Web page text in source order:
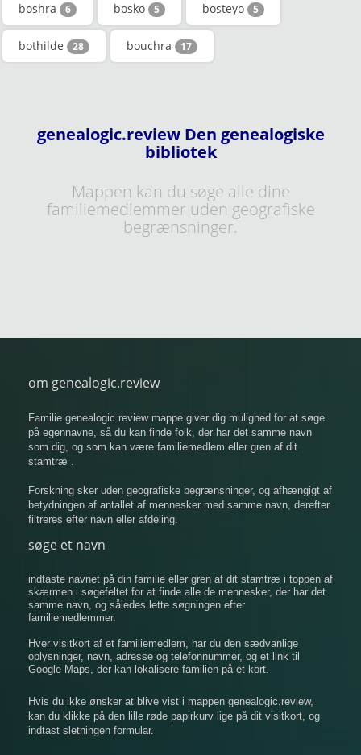
boshra 6 bosko 5 bosteyo 5
bothilde 28 bouchra 17
genealogic.review Den genealogiske
bibliotek
Mappen kan du søge alle dine
familiemedlemmer uden geografiske
begrænsninger.
om genealogic.review
Familie genealogic.review mappe giver dig mulighed for at søge
på egennavne, så du kan finde folk, der har det samme navn
som dig, og som kan være familiemedlem eller gren af ​​dit
stamtræ .
Forskning sker uden geografiske begrænsninger, og afhængigt af
betydningen af ​​antallet af mennesker med samme navn, derefter
filtreres efter navn eller afdeling.
søge et navn
indtaste navnet på din familie eller gren af ​​dit stamtræ i toppen af
​​skærmen i søgefeltet for at finde alle de mennesker, der har det
samme navn, og således lette søgningen efter
familiemedlemmer.
Hver visitkort af et familiemedlem, har du den sædvanlige
oplysninger, navn, adresse og telefonnummer, og et link til
Google Maps, der kan lokalisere familien på et kort.
Hvis du ikke ønsker at blive vist i mappen genealogic.review,
kan du klikke på den lille røde papirkurv lige på dit visitkort, og
indtast sletningen formular.